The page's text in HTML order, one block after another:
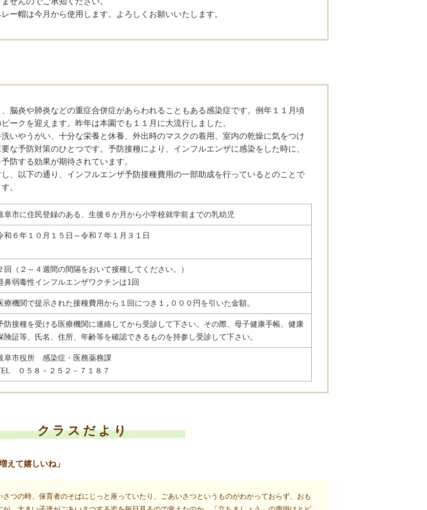
ー帽は今月から使用します。よろしくお願いいたします。
脳炎や肺炎などの重症合併症があらわれることもある感染症です。例年１１月頃
ークを迎えます。昨年は本園でも１１月に大流行しました。
いやうがい、十分な栄養と休養、外出時のマスクの着用、室内の乾燥に気をつけ
な予防対策のひとつです。予防接種により、インフルエンザに感染をした時に、
防する効果が期待されています。
、以下の通り、インフルエンザ予防接種費用の一部助成を行っているとのことで
。
阜市に住民登録のある、生後６か月から小学校就学前までの乳幼児
和６年１０月１５日～令和７年１月３１日
回（２～４週間の間隔をおいて接種してください。）
鼻弱毒性インフルエンザワクチンは1回
療機関で提示された接種費用から１回につき１,０００円を引いた金額。
防接種を受ける医療機関に連絡してから受診して下さい。その際、母子健康手帳、健康
険証等、氏名、住所、年齢等を確認できるものを持参し受診して下さい。
阜市役所 感染症・医務薬務課
０５８－２５２－７１８７
クラスだより
えて嬉しいね」
つの時、保育者のそばにじっと座っていたり、ごあいさつというものがわかっておらず、おも